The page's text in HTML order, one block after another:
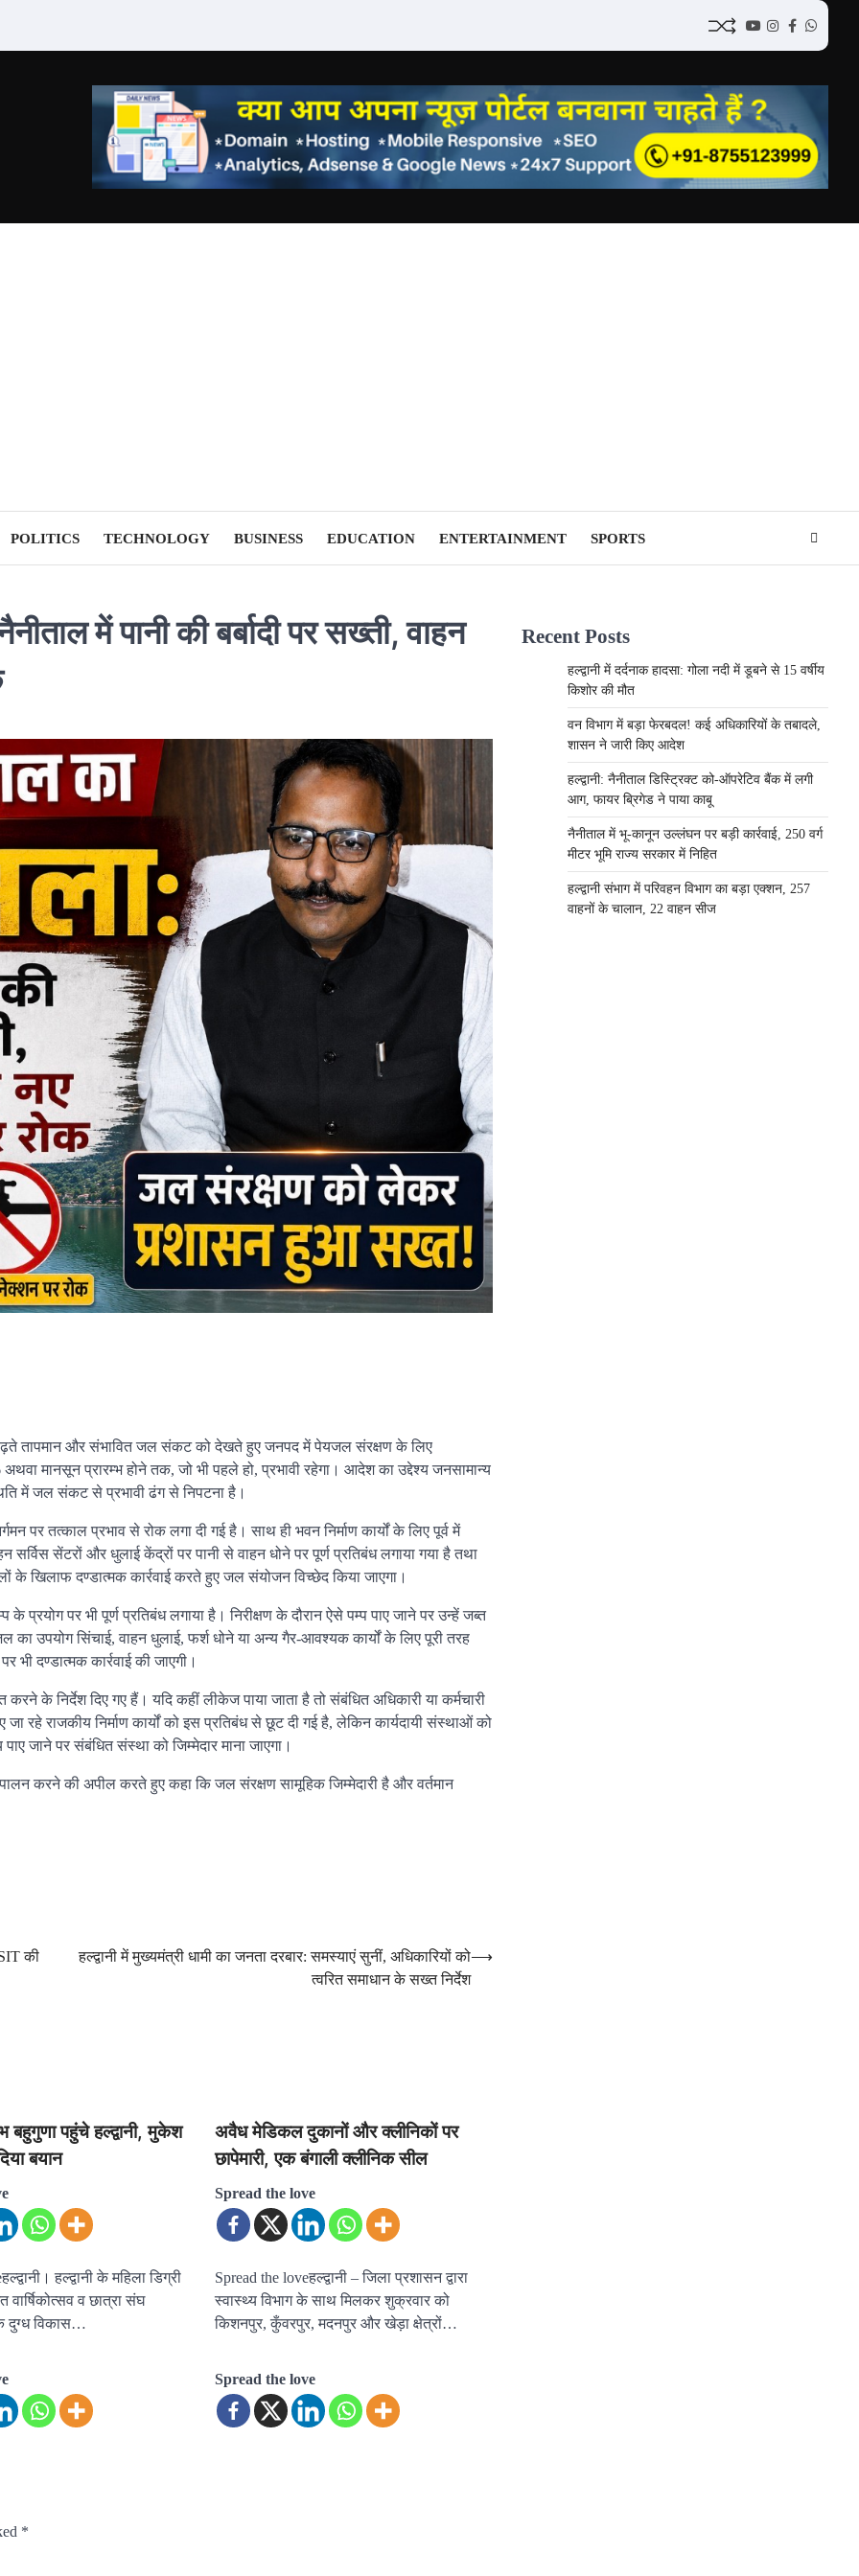
YouTubeInstagram
Facebook
POLITICS TECHNOLOGY BUSINESS EDUCATION ENTERTAINMENT SPORTS
में पानी की बर्बादी पर सख्ती, वाहन
बढ़ते तापमान और संभावित जल संकट को देखते हुए जनपद में पेयजल संरक्षण के लिए
मानसून प्रारम्भ होने तक, जो भी पहले हो, प्रभावी रहेगा। आदेश का उद्देश्य जनसामान्य
में जल संकट से प्रभावी ढंग से निपटना है।
तत्काल प्रभाव से रोक लगा दी गई है। साथ ही भवन निर्माण कार्यों के लिए पूर्व में
सेंटरों और धुलाई केंद्रों पर पानी से वाहन धोने पर पूर्ण प्रतिबंध लगाया गया है तथा
खिलाफ दण्डात्मक कार्रवाई करते हुए जल संयोजन विच्छेद किया जाएगा।
पर भी पूर्ण प्रतिबंध लगाया है। निरीक्षण के दौरान ऐसे पम्प पाए जाने पर उन्हें जब्त
उपयोग सिंचाई, वाहन धुलाई, फर्श धोने या अन्य गैर-आवश्यक कार्यों के लिए पूरी तरह
भी दण्डात्मक कार्रवाई की जाएगी।
के निर्देश दिए गए हैं। यदि कहीं लीकेज पाया जाता है तो संबंधित अधिकारी या कर्मचारी
रहे राजकीय निर्माण कार्यों को इस प्रतिबंध से छूट दी गई है, लेकिन कार्यदायी संस्थाओं को
जाने पर संबंधित संस्था को जिम्मेदार माना जाएगा।
करने की अपील करते हुए कहा कि जल संरक्षण सामूहिक जिम्मेदारी है और वर्तमान
की
हल्द्वानी में मुख्यमंत्री धामी का जनता दरबार: समस्याएं सुनीं, अधिकारियों को
त्वरित समाधान के सख्त निर्देश
⟶
बहुगुणा पहुंचे हल्द्वानी, मुकेश
बयान
हल्द्वानी के महिला डिग्री
व छात्रा संघ
दुग्ध विकास…
अवैध मेडिकल दुकानों और क्लीनिकों पर
छापेमारी, एक बंगाली क्लीनिक सील
Spread the love
Spread the loveहल्द्वानी – जिला प्रशासन द्वारा
स्वास्थ्य विभाग के साथ मिलकर शुक्रवार को
किशनपुर, कुँवरपुर, मदनपुर और खेड़ा क्षेत्रों…
Spread the love
*
Recent Posts
हल्द्वानी में दर्दनाक हादसा: गोला नदी में डूबने से 15 वर्षीय
किशोर की मौत
वन विभाग में बड़ा फेरबदल! कई अधिकारियों के तबादले,
शासन ने जारी किए आदेश
हल्द्वानी: नैनीताल डिस्ट्रिक्ट को-ऑपरेटिव बैंक में लगी
आग, फायर ब्रिगेड ने पाया काबू
नैनीताल में भू-कानून उल्लंघन पर बड़ी कार्रवाई, 250 वर्ग
मीटर भूमि राज्य सरकार में निहित
हल्द्वानी संभाग में परिवहन विभाग का बड़ा एक्शन, 257
वाहनों के चालान, 22 वाहन सीज